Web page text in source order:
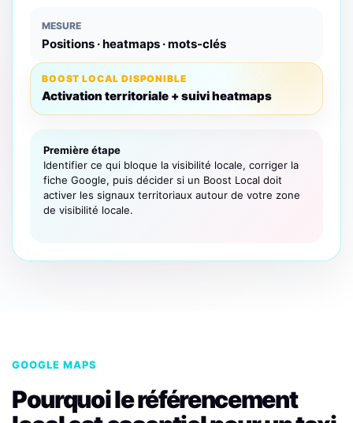
MESURE
Positions · heatmaps · mots-clés
BOOST LOCAL DISPONIBLE
Activation territoriale + suivi heatmaps
Première étape
Identifier ce qui bloque la visibilité locale, corriger la
fiche Google, puis décider si un Boost Local doit
activer les signaux territoriaux autour de votre zone
de visibilité locale.
GOOGLE MAPS
Pourquoi le référencement